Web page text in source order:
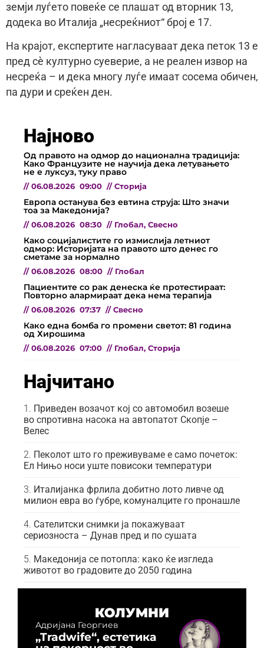
земји луѓето повеќе се плашат од вторник 13,
додека во Италија „несреќниот“ број е 17.
На крајот, експертите нагласуваат дека петок 13 е
пред сè културно суеверие, а не реален извор на
несреќа – и дека многу луѓе имаат сосема обичен,
па дури и среќен ден.
Најново
Од правото на одмор до национална традиција:
Како Французите не научија дека летувањето
не е луксуз, туку право
// 06.08.2026 09:00 // Сторија
Европа останува без евтина струја: Што значи
тоа за Македонија?
// 06.08.2026 08:30 // Глобал, Свесно
Како социјалистите го измислија летниот
одмор: Историјата на правото што денес го
сметаме за нормално
// 06.08.2026 08:00 // Глобал
Пациентите со рак денеска ќе протестираат:
Повторно алармираат дека нема терапија
// 06.08.2026 07:37 // Свесно
Како една бомба го промени светот: 81 година
од Хирошима
// 06.08.2026 07:00 // Глобал, Сторија
Најчитано
Приведен возачот кој со автомобил возеше
во спротивна насока на автопатот Скопје –
Велес
Пеколот што го преживуваме е само почеток:
Ел Нињо носи уште повисоки температури
Италијанка фрлила добитно лото ливче од
милион евра во ѓубре, комуналците го пронашле
Сателитски снимки ја покажуваат
сериозноста – Дунав пред и по сушата
Македонија се потопла: како ќе изгледа
животот во градовите до 2050 година
КОЛУМНИ
Адријана Георгиев
„Tradwife“, естетика